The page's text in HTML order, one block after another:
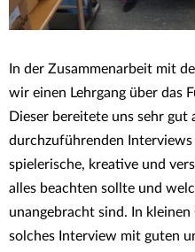
In der Zusammenarbeit mit
wir einen Lehrgang über das
Dieser bereitete uns sehr gut
durchzuführenden
spielerische, kreative und
alles beachten sollte und
unangebracht sind. In
solches Interview mit guten